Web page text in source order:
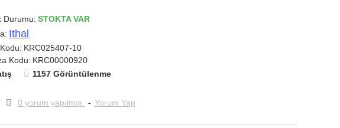
Durumu: STOKTA VAR
Ithal
KRC025407-10
Kodu: KRC00000920
1157 Görüntülenme
0 yorum yapılmış. - Yorum Yap